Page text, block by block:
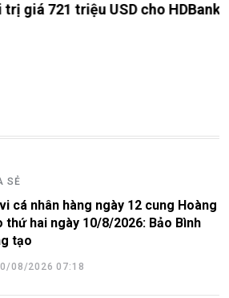
trị giá 721 triệu USD cho HDBank
SẺ
cá nhân hàng ngày 12 cung Hoàng
thứ hai ngày 10/8/2026: Bảo Bình
tạo
08/2026 07:18